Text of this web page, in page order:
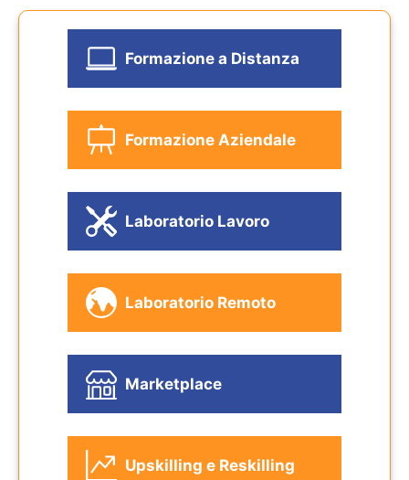
Formazione a Distanza
Formazione Aziendale
Laboratorio Lavoro
Laboratorio Remoto
Marketplace
Upskilling e Reskilling